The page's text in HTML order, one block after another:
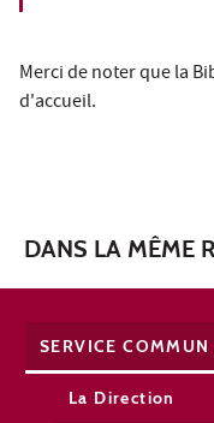
Merci de noter que la
d'accueil.
DANS LA MÊME
SERVICE
La Direction